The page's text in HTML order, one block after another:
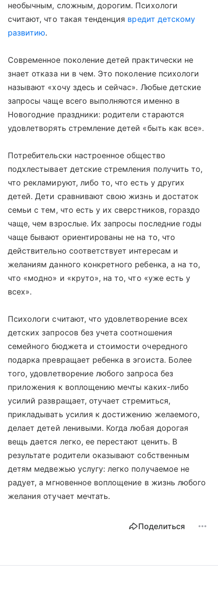
необычным, сложным, дорогим. Психологи
считают, что такая тенденция вредит детскому
развитию.
Современное поколение детей практически не
знает отказа ни в чем. Это поколение психологи
называют «хочу здесь и сейчас». Любые детские
запросы чаще всего выполняются именно в
Новогодние праздники: родители стараются
удовлетворять стремление детей «быть как все».
Потребительски настроенное общество
подхлестывает детские стремления получить то,
что рекламируют, либо то, что есть у других
детей. Дети сравнивают свою жизнь и достаток
семьи с тем, что есть у их сверстников, гораздо
чаще, чем взрослые. Их запросы последние годы
чаще бывают ориентированы не на то, что
действительно соответствует интересам и
желаниям данного конкретного ребенка, а на то,
что «модно» и «круто», на то, что «уже есть у
всех».
Психологи считают, что удовлетворение всех
детских запросов без учета соотношения
семейного бюджета и стоимости очередного
подарка превращает ребенка в эгоиста. Более
того, удовлетворение любого запроса без
приложения к воплощению мечты каких-либо
усилий развращает, отучает стремиться,
прикладывать усилия к достижению желаемого,
делает детей ленивыми. Когда любая дорогая
вещь дается легко, ее перестают ценить. В
результате родители оказывают собственным
детям медвежью услугу: легко получаемое не
радует, а мгновенное воплощение в жизнь любого
желания отучает мечтать.
Поделиться